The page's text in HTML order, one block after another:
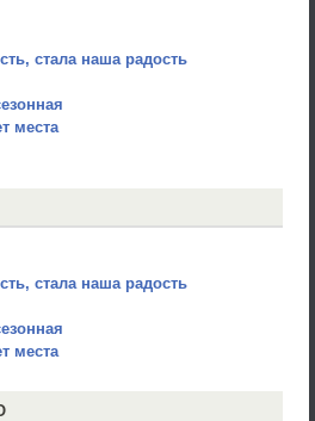
стала наша радость
места
стала наша радость
места